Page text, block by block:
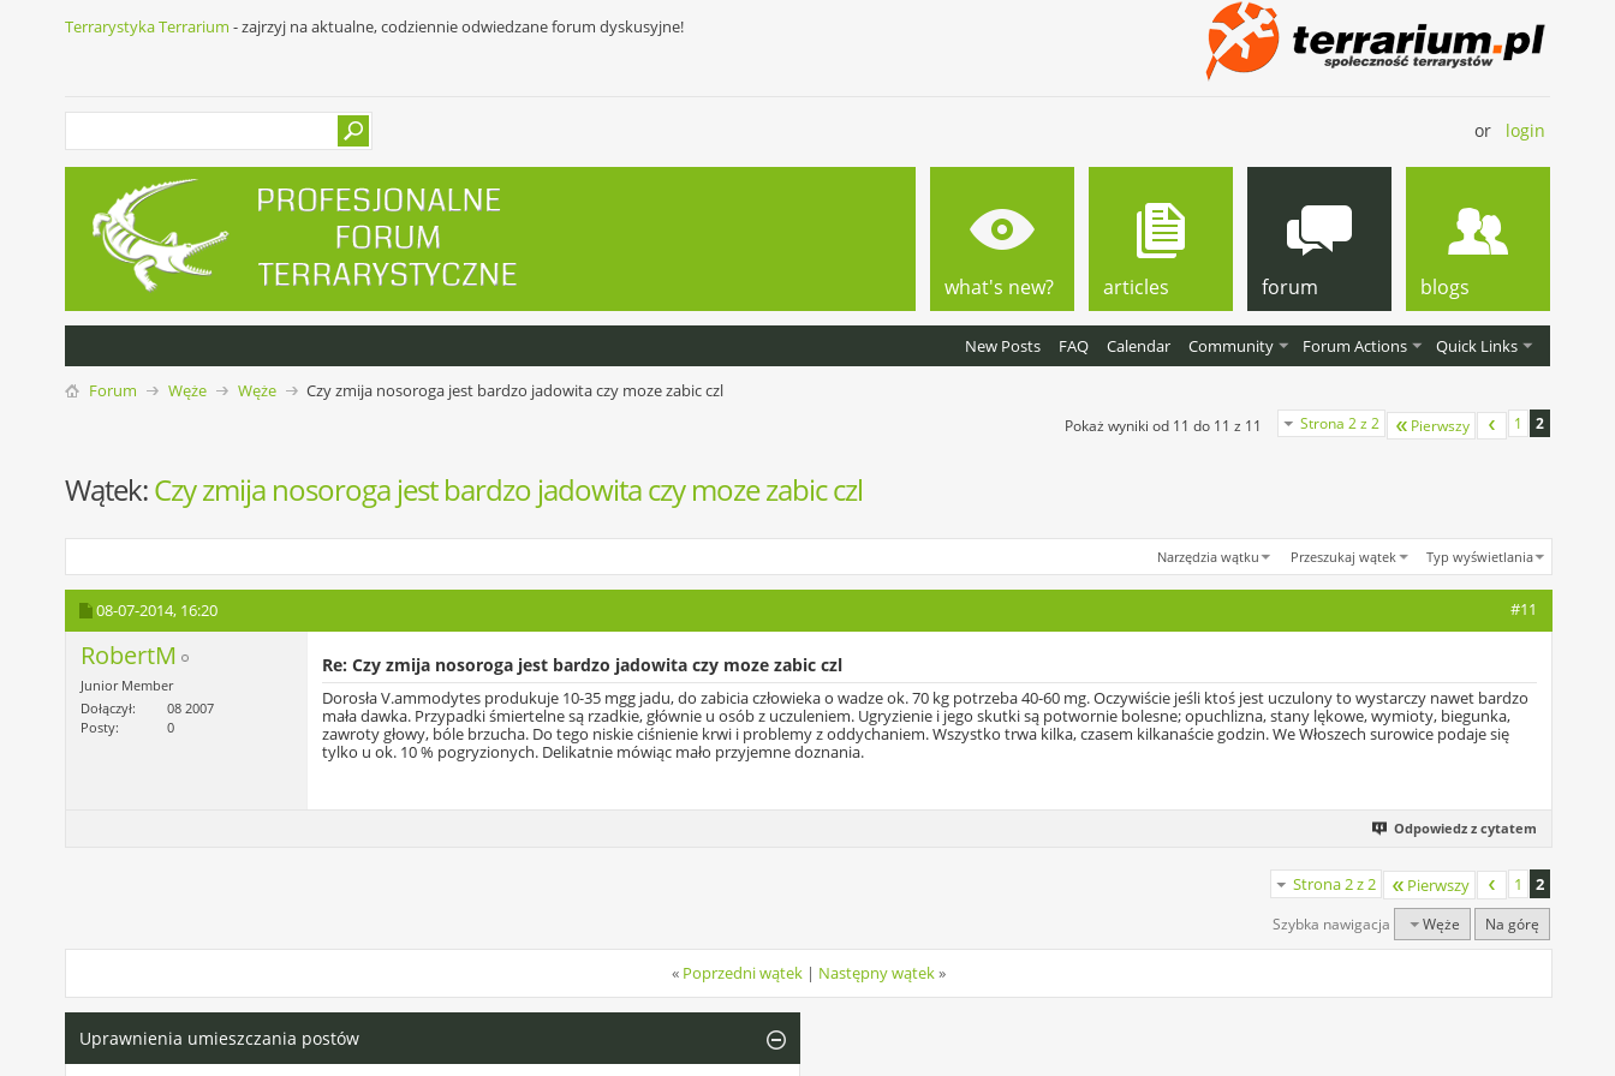
Terrarystyka Terrarium - zajrzyj na aktualne, codziennie odwiedzane forum dyskusyjne!
or login
what's new? articles forum
New Posts FAQ Calendar Community Forum Actions Quick Links
blogs
Forum Węże Węże Czy zmija nosoroga jest bardzo jadowita czy moze zabic czl
Strona 2 z 2 Pierwszy 1 2
Pokaż wyniki od 11 do 11 z 11
Wątek:Czy zmija nosoroga jest bardzo jadowita czy moze zabic czl
Narzędzia wątku Przeszukaj wątek Typ wyświetlania
08-07-2014, 16:20 #11
RobertM
Junior Member
Dołączył
08 2007
Posty
0
Re: Czy zmija nosoroga jest bardzo jadowita czy moze zabic czl
Dorosła V.ammodytes produkuje 10-35 mgg jadu, do zabicia człowieka o wadze ok. 70 kg potrzeba 40-60 mg. Oczywiście jeśli ktoś jest uczulony to wystarczy nawet bardzo
mała dawka. Przypadki śmiertelne są rzadkie, głównie u osób z uczuleniem. Ugryzienie i jego skutki są potwornie bolesne; opuchlizna, stany lękowe, wymioty, biegunka,
zawroty głowy, bóle brzucha. Do tego niskie ciśnienie krwi i problemy z oddychaniem. Wszystko trwa kilka, czasem kilkanaście godzin. We Włoszech surowice podaje się
tylko u ok. 10 % pogryzionych. Delikatnie mówiąc mało przyjemne doznania.
Odpowiedz z cytatem
Strona 2 z 2 Pierwszy 1 2
Szybka nawigacja Węże Na górę
« Poprzedni wątek | Następny wątek»
Uprawnienia umieszczania postów